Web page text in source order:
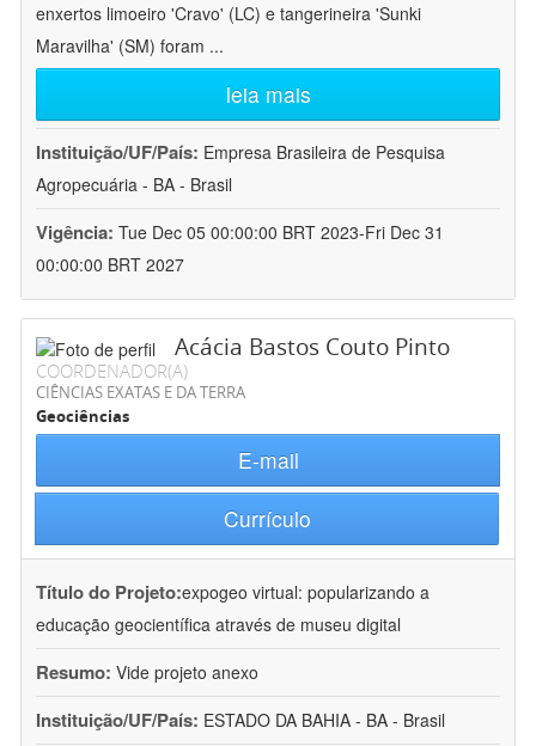
enxertos limoeiro 'Cravo' (LC) e tangerineira 'Sunki
Maravilha' (SM) foram ...
leia mais
Instituição/UF/País: Empresa Brasileira de Pesquisa
Agropecuária - BA - Brasil
Vigência: Tue Dec 05 00:00:00 BRT 2023-Fri Dec 31
00:00:00 BRT 2027
Acácia Bastos Couto Pinto
COORDENADOR(A)
CIÊNCIAS EXATAS E DA TERRA
Geociências
E-mail
Currículo
Título do Projeto:expogeo virtual: popularizando a
educação geocientífica através de museu digital
Resumo: Vide projeto anexo
Instituição/UF/País: ESTADO DA BAHIA - BA - Brasil